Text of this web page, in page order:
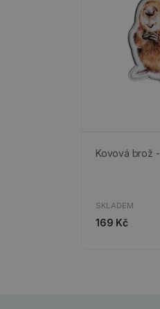
Kovová brož
SKLADEM
169 Kč